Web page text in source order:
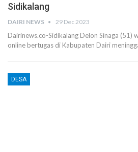
Sidikalang
DAIRI NEWS 29 Dec 2023
Dairinews.co-Sidikalang Delon Sinaga (51)
online bertugas di Kabupaten Dairi
DESA